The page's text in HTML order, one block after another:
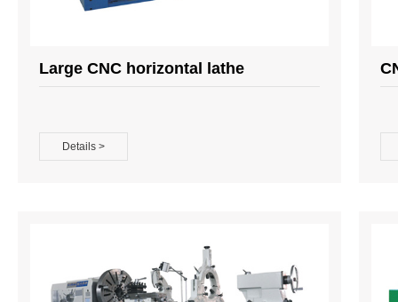
Large CNC horizontal lathe
Details >